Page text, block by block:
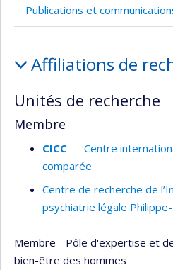
recherche
Publications et
et
responsabilités
Affiliations de
Unités de recherche
Membre
CICC — Centre
comparée
Centre de recherche de
psychiatrie légale
Membre - Pôle d'expertise et
bien-être des hommes